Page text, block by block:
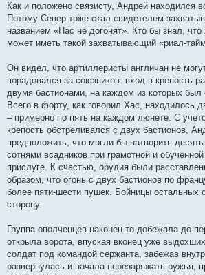
Как и положено связисту, Андрей находился
Потому Север тоже стал свидетелем
названием «Нас не догонят». Кто бы знал, что
может иметь такой захватывающий «риал-
Он видел, что артиллеристы англичан не
порадовался за союзников: вход в крепость
двумя бастионами, на каждом из которых был
Всего в форту, как говорил Хас, находилось
– примерно по пять на каждом люнете. С
крепость обстреливался с двух бастионов,
предположить, что могли бы натворить
сотнями всадников при грамотной и
прислуге. К счастью, орудия были
образом, что огонь с двух бастионов по
более пяти-шести пушек. Бойницы остальных
сторону.
Группа ополченцев наконец-то добежала до
открыла ворота, впуская вконец уже
солдат под командой сержанта, забежав
развернулась и начала перезаряжать ружья,